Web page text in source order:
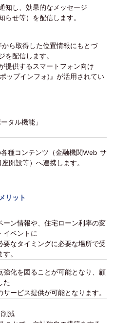
知し、効果的なメッセージ
らせ等）を配信します。
ら取得した位置情報にもとづ
を配信します。
提供するスマートフォン向け
ップインフォ)』が活用されてい
タル機能」
種コンテンツ（金融機関Web サ
開設等）へ連携します。
リット
ーン情報や、住宅ローン利率の変
イベントに
要なタイミングに必要な場所で受
。
強化を図ることが可能となり、顧
た
ービス提供が可能となります。
減